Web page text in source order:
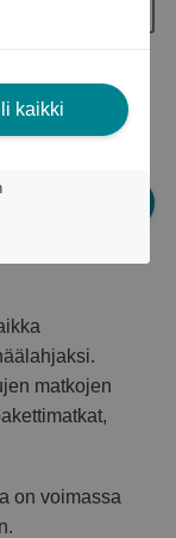
matkojen
on voimassa
kaikki